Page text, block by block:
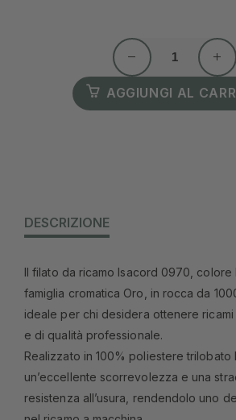
AGGIUNGI AL
DESCRIZIONE
Il filato da ricamo Isacord 0970, colore
famiglia cromatica Oro, in rocca da
ideale per chi desidera ottenere ricami
e di qualità professionale.
Realizzato in 100% poliestere trilobato
un’eccellente scorrevolezza e una
resistenza all’usura, rendendolo uno